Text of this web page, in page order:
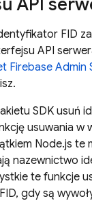
FID
API
Firebase Admin
SDK usuń
usuwania w
Node.js te
nazewnictwo
te funkcje
gdy są